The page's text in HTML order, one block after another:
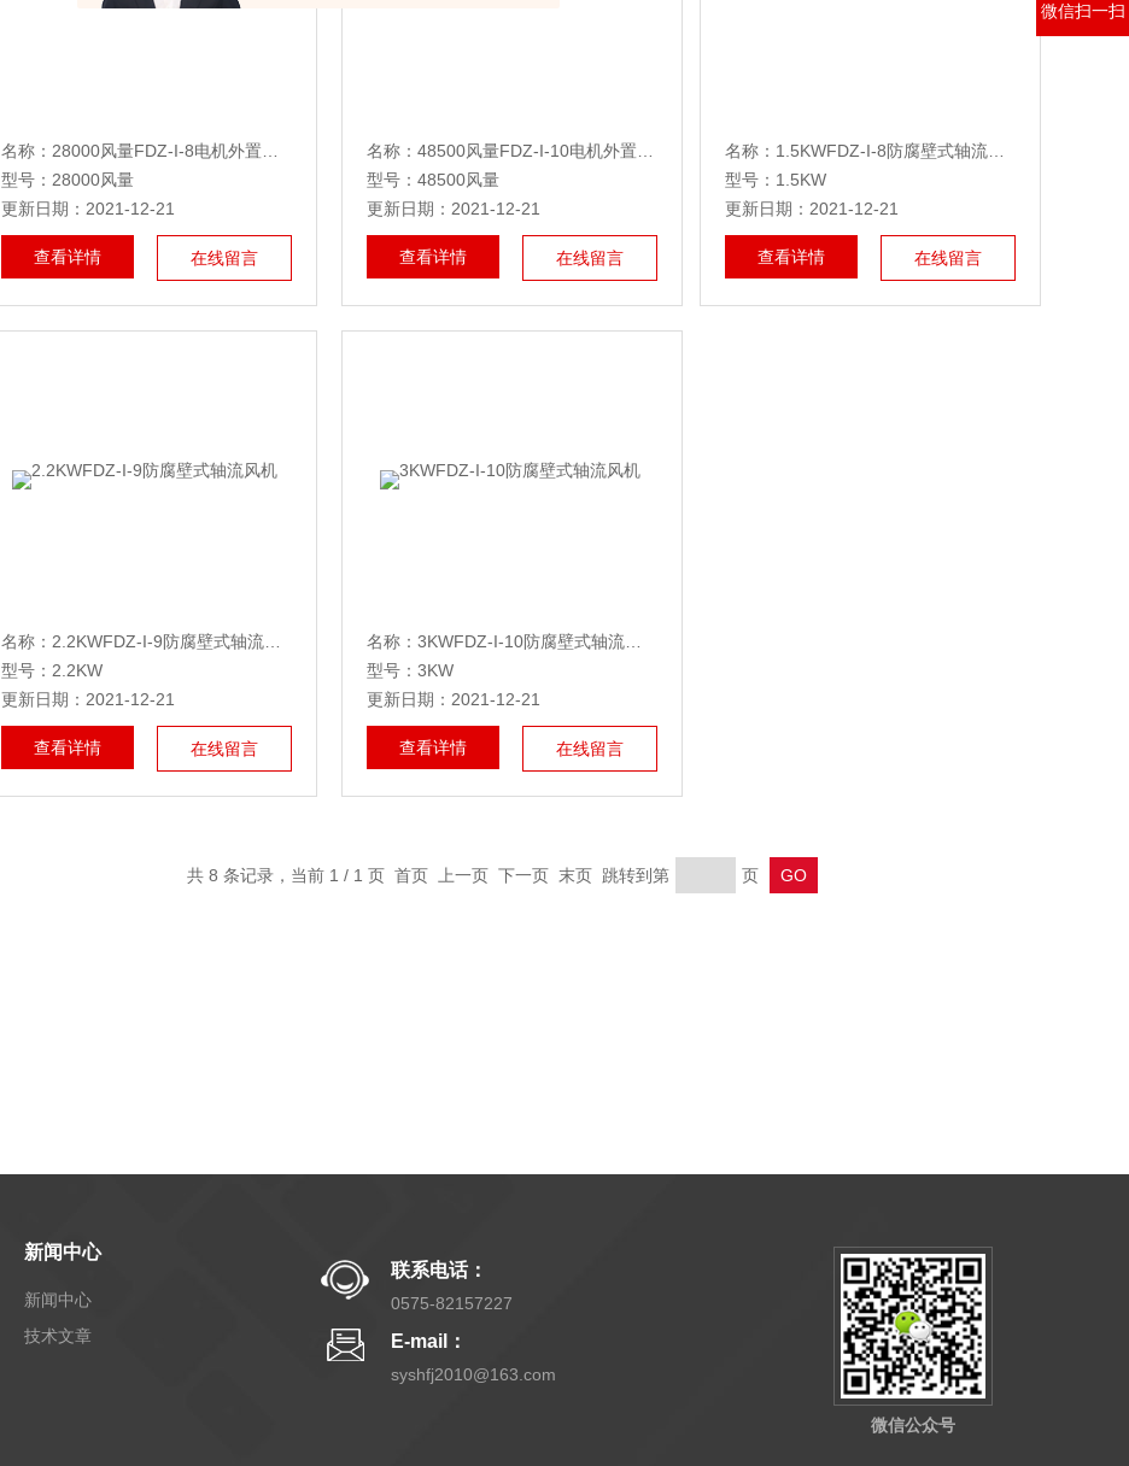
名称： 28000风量FDZ-I-8电机外置不锈钢高温轴流风机
型号：28000风量
更新日期：2021-12-21
查看详情 在线留言
名称： 48500风量FDZ-I-10电机外置不锈钢轴流风机
型号：48500风量
更新日期：2021-12-21
查看详情 在线留言
名称： 1.5KWFDZ-I-8防腐壁式轴流风机
型号：1.5KW
更新日期：2021-12-21
查看详情 在线留言
名称： 2.2KWFDZ-I-9防腐壁式轴流风机
型号：2.2KW
更新日期：2021-12-21
查看详情 在线留言
名称： 3KWFDZ-I-10防腐壁式轴流风机
型号：3KW
更新日期：2021-12-21
查看详情 在线留言
共 8 条记录，当前 1 / 1 页 首页 上一页 下一页 末页 跳转到第 页
新闻中心
新闻中心
技术文章
联系电话：
0575-82157227
E-mail：
syshfj2010@163.com
微信公众号
微信扫一扫